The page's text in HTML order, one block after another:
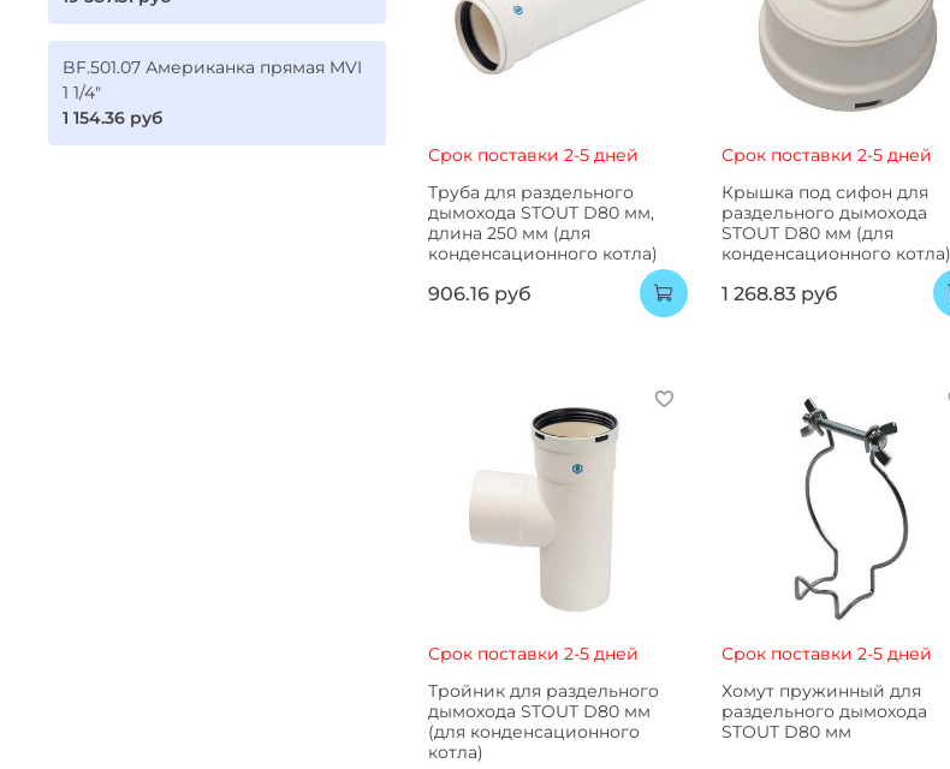
Срок поставки 2-5 дней
Труба для раздельного
дымохода STOUT D80 мм,
длина 250 мм (для
конденсационного котла)
906.16 руб
Срок поставки 2-5 дней
Крышка под сифон для
раздельного дымохода
STOUT D80 мм (для
конденсационного котла)
1 268.83 руб
Срок поставки 2-5 дней
Тройник для раздельного
дымохода STOUT D80 мм
(для конденсационного
котла)
Срок поставки 2-5 дней
Хомут пружинный для
раздельного дымохода
STOUT D80 мм
BF.501.07 Американка прямая MVI
1 1/4"
1 154.36 руб